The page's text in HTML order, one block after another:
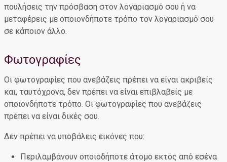
πουλήσεις την πρόσβαση στον λογαριασμό σου ή να
μεταφέρεις με οποιονδήποτε τρόπο τον λογαριασμό σου
σε κάποιον άλλο.
Φωτογραφίες
Οι φωτογραφίες που ανεβάζεις πρέπει να είναι ακριβείς
και, ταυτόχρονα, δεν πρέπει να είναι επιβλαβείς με
οποιονδήποτε τρόπο. Οι φωτογραφίες που ανεβάζεις
πρέπει να είναι δικές σου.
Δεν πρέπει να υποβάλεις εικόνες που:
Περιλαμβάνουν οποιοδήποτε άτομο εκτός από εσένα